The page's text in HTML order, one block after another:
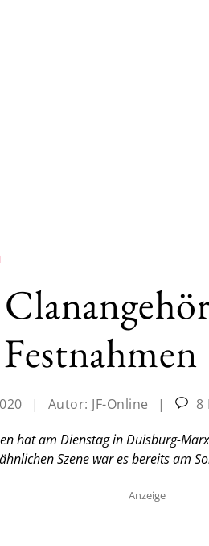
| Autor: JF-Online |
8
hat am Dienstag in Duisburg-
Szene war es bereits am
Anzeige